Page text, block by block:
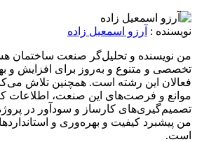
نویسنده : آرزو اسمعیل زاده
من نویسنده و تحلیل‌گر صنعت ساختمان
تخصصی و متنوع و به‌روز برای افزایش و
فعالان این رشته است. همچنین تلاش
موانع و فرصت‌های این صنعت، اطلاعات
تصمیم‌گیری‌های کارساز و سودآور در
من پیشبرد کیفیت و بهره‌وری و
است.